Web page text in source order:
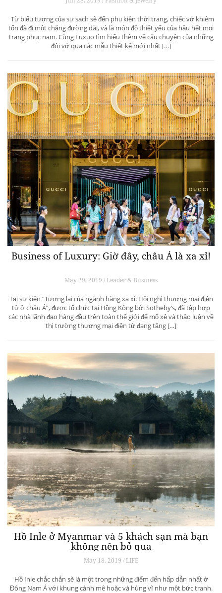
Từ biểu tượng của sự sạch sẽ đến phụ kiện thời trang, chiếc vớ khiêm
tốn đã đi một chặng đường dài, và là món đồ thiết yếu của hầu hết mọi
trang phục nam. Cùng Luxuo tìm hiểu thêm về câu chuyện của những
đôi vớ qua các mẫu thiết kế mới nhất […]
Business of Luxury: Giờ đây, châu Á là xa xỉ!
May 29, 2019 / Leader & Business
Tại sự kiện “Tương lai của ngành hàng xa xỉ: Hội nghị thương mại điện
tử ở châu Á”, được tổ chức tại Hồng Kông bởi Sotheby’s, đã tập hợp
các nhà lãnh đạo hàng đầu trên toàn thế giới để mổ xẻ và thảo luận về
thị trường thương mại điện tử đang tăng […]
Hồ Inle ở Myanmar và 5 khách sạn mà bạn
không nên bỏ qua
May 18, 2019 / LIFE
Hồ Inle chắc chắn sẽ là một trong những điểm đến hấp dẫn nhất ở
Đông Nam Á với khung cảnh mê hoặc và hùng vĩ như một bức tranh.